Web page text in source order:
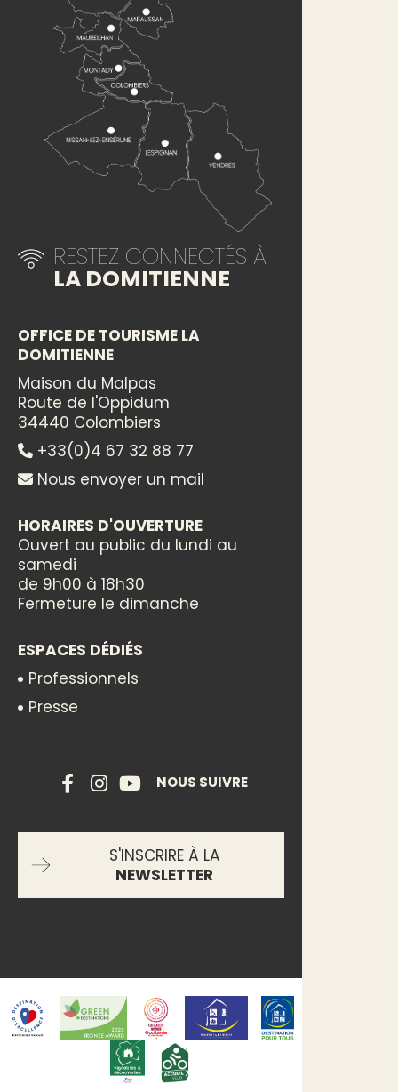
RESTEZ CONNECTÉS À
LA DOMITIENNE
OFFICE DE TOURISME LA
DOMITIENNE
Maison du Malpas
Route de l'Oppidum
34440 Colombiers
+33(0)4 67 32 88 77
Nous envoyer un mail
HORAIRES D'OUVERTURE
Ouvert au public du lundi au
samedi
de 9h00 à 18h30
Fermeture le dimanche
ESPACES DÉDIÉS
Professionnels
Presse
NOUS SUIVRE
S'INSCRIRE À LA
NEWSLETTER